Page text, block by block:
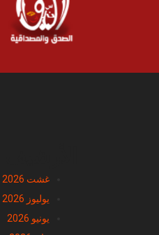
غشت 2026
يوليوز 2026
يونيو 2026